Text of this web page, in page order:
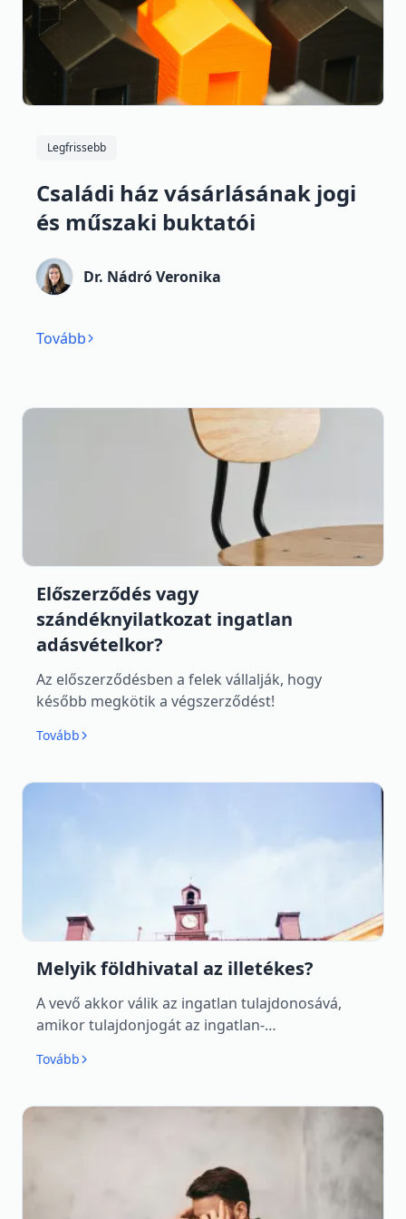
Legfrissebb
Családi ház vásárlásának jogi
és műszaki buktatói
Dr. Nádró Veronika
Tovább
Előszerződés vagy
szándéknyilatkozat ingatlan
adásvételkor?
Az előszerződésben a felek vállalják, hogy
később megkötik a végszerződést!
Tovább
Melyik földhivatal az illetékes?
A vevő akkor válik az ingatlan tulajdonosává,
amikor tulajdonjogát az ingatlan-
Tovább